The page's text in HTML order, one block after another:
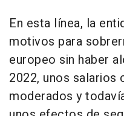
En esta línea, la
motivos para
europeo sin haber
2022, unos salarios
moderados y